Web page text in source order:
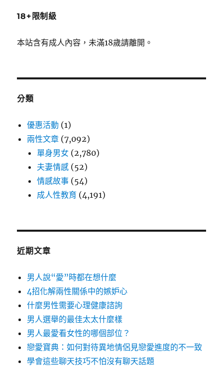
18+限制級
本站含有成人內容，未滿18歲請離開。
分類
優惠活動 (1)
兩性文章 (7,092)
單身男女 (2,780)
夫妻情感 (52)
情感故事 (54)
成人性教育 (4,191)
近期文章
男人說“愛”時都在想什麼
4招化解兩性關係中的嫉妒心
什麼男性需要心理健康諮詢
男人選舉的最佳太太什麼樣
男人最愛看女性的哪個部位？
戀愛寶典：如何對待異地情侶見戀愛進度的不一致
學會這些聊天技巧不怕沒有聊天話題